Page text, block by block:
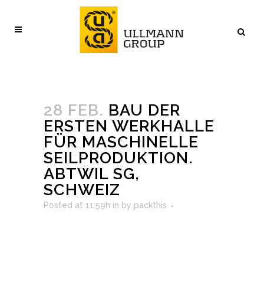
28 FEB. BAU DER
ERSTEN WERKHALLE
FÜR MASCHINELLE
SEILPRODUKTION.
ABTWIL SG,
SCHWEIZ
Posted at 11:59h in by packthis